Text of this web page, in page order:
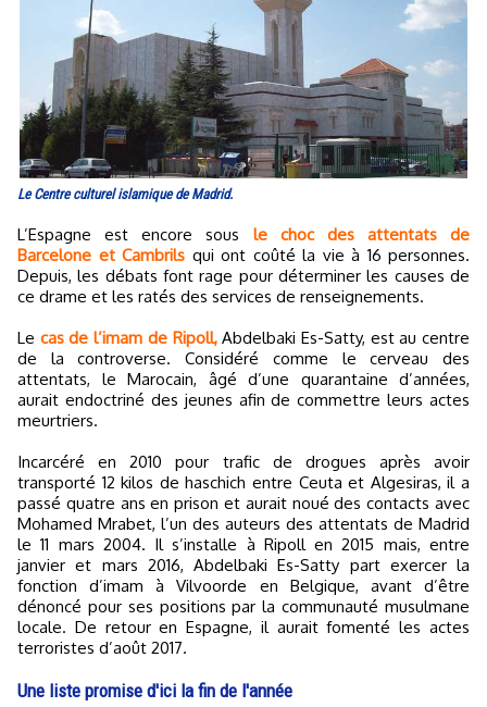
Le Centre culturel islamique de Madrid.
L’Espagne est encore sous le choc des attentats de
Barcelone et Cambrils qui ont coûté la vie à 16 personnes.
Depuis, les débats font rage pour déterminer les causes de
ce drame et les ratés des services de renseignements.
Le cas de l’imam de Ripoll,Abdelbaki Es-Satty, est au centre
de la controverse. Considéré comme le cerveau des
attentats, le Marocain, âgé d’une quarantaine d’années,
aurait endoctriné des jeunes afin de commettre leurs actes
meurtriers.
Incarcéré en 2010 pour trafic de drogues après avoir
transporté 12 kilos de haschich entre Ceuta et Algesiras, il a
passé quatre ans en prison et aurait noué des contacts avec
Mohamed Mrabet, l’un des auteurs des attentats de Madrid
le 11 mars 2004. Il s’installe à Ripoll en 2015 mais, entre
janvier et mars 2016, Abdelbaki Es-Satty part exercer la
fonction d’imam à Vilvoorde en Belgique, avant d’être
dénoncé pour ses positions par la communauté musulmane
locale. De retour en Espagne, il aurait fomenté les actes
terroristes d’août 2017.
Une liste promise d'ici la fin de l'année